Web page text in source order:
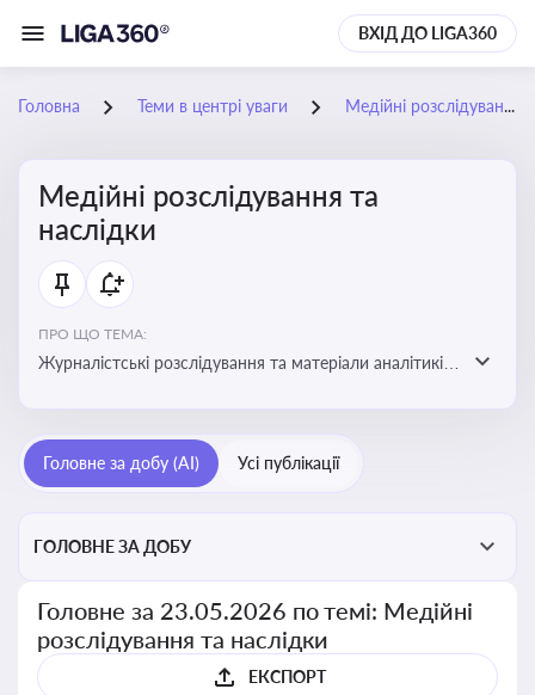
ВХІД ДО LIGA360
Головна Теми в центрі уваги Медійні розслідування та наслідки
Медійні розслідування та
наслідки
ПРО ЩО ТЕМА:
Журналістські розслідування та матеріали аналітиків
компаній, посадових осіб і пов’язаних осіб
Головне за добу (AI) Усі публікації
ГОЛОВНЕ ЗА ДОБУ
Головне за 23.05.2026 по темі: Медійні
розслідування та наслідки
ЕКСПОРТ